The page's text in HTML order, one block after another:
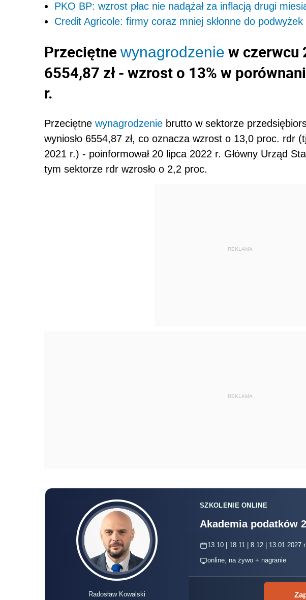
PKO BP: wzrost płac nie nadążał za inflacją drugi
Credit Agricole: firmy coraz mniej skłonne do
Przeciętne wynagrodzenie w czerwcu
6554,87 zł - wzrost o 13% w
r.
Przeciętne wynagrodzenie brutto w sektorze
wyniosło 6554,87 zł, co oznacza wzrost o 13,0 proc. rdr
2021 r.) - poinformował 20 lipca 2022 r. Główny Urząd
tym sektorze rdr wzrosło o 2,2 proc.
REKLAMA
REKLAMA
Radosław Kowalski
SZKOLENIE ONLINE
Akademia podatków
13.10 | 18.11 | 8.12 | 13.01.2027
online, na żywo + nagranie